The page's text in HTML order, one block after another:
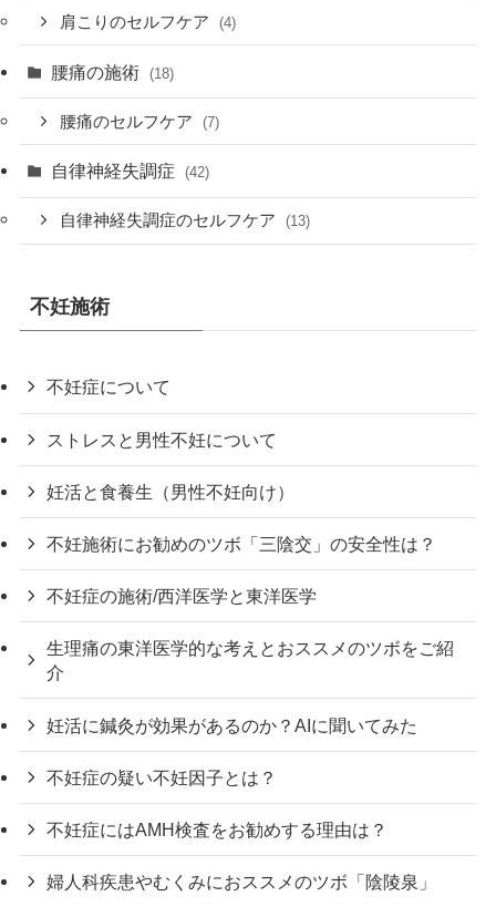
肩こりのセルフケア (4)
腰痛の施術 (18)
腰痛のセルフケア (7)
自律神経失調症 (42)
自律神経失調症のセルフケア (13)
不妊施術
不妊症について
ストレスと男性不妊について
妊活と食養生（男性不妊向け）
不妊施術にお勧めのツボ「三陰交」の安全性は？
不妊症の施術/西洋医学と東洋医学
生理痛の東洋医学的な考えとおススメのツボをご紹
介
妊活に鍼灸が効果があるのか？AIに聞いてみた
不妊症の疑い不妊因子とは？
不妊症にはAMH検査をお勧めする理由は？
婦人科疾患やむくみにおススメのツボ「陰陵泉」